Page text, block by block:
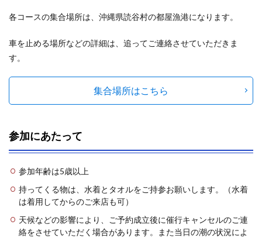
各コースの集合場所は、沖縄県読谷村の都屋漁港になります。
車を止める場所などの詳細は、追ってご連絡させていただきま
す。
集合場所はこちら
参加にあたって
参加年齢は5歳以上
持ってくる物は、水着とタオルをご持参お願いします。（水着
は着用してからのご来店も可）
天候などの影響により、ご予約成立後に催行キャンセルのご連
絡をさせていただく場合があります。また当日の潮の状況によ